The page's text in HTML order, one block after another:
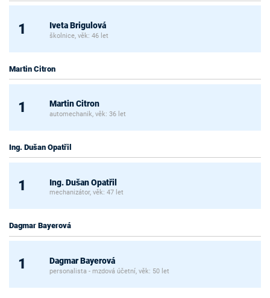
1 Iveta Brigulová
školnice, věk: 46 let
Martin Citron
1 Martin Citron
automechanik, věk: 36 let
Ing. Dušan Opatřil
1 Ing. Dušan Opatřil
mechanizátor, věk: 47 let
Dagmar Bayerová
1 Dagmar Bayerová
personalista - mzdová účetní, věk: 50 let